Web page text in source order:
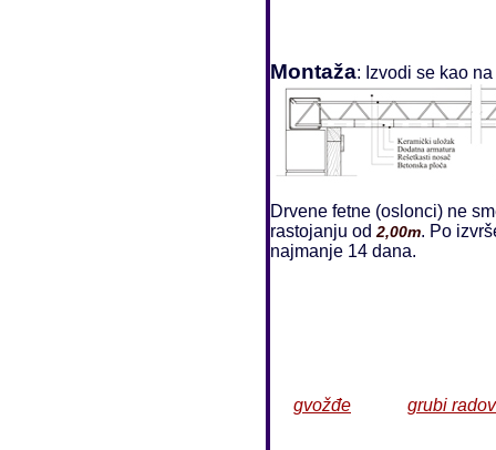
Montaža: Izvodi se kao
Drvene fetne (oslonci) ne
rastojanju od 2,00m. Po
najmanje 14 dana.
gvožđe grubi